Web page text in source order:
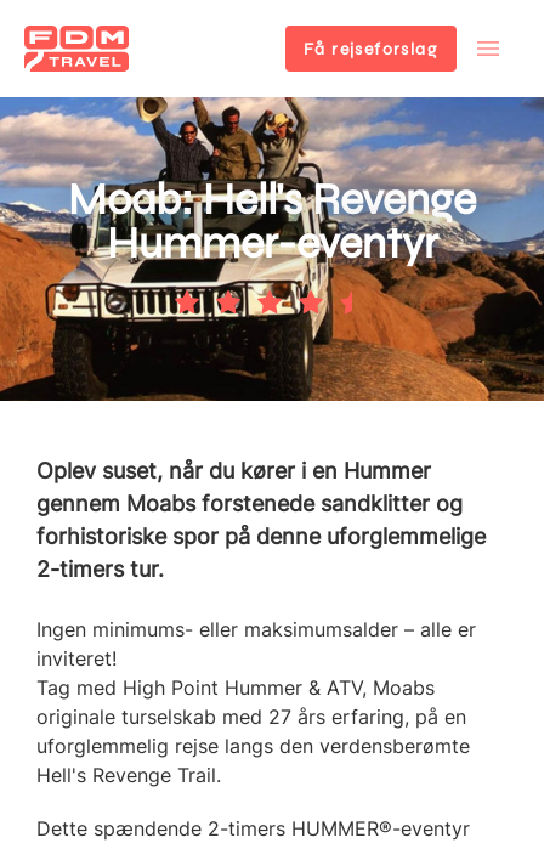
Gå
til
hovedindhold
Få rejseforslag
Moab: Hell's Revenge
Hummer-eventyr
Oplev suset, når du kører i en Hummer
gennem Moabs forstenede sandklitter og
forhistoriske spor på denne uforglemmelige
2-timers tur.
Ingen minimums- eller maksimumsalder – alle er
inviteret!
Tag med High Point Hummer & ATV, Moabs
originale turselskab med 27 års erfaring, på en
uforglemmelig rejse langs den verdensberømte
Hell's Revenge Trail.
Dette spændende 2-timers HUMMER®-eventyr